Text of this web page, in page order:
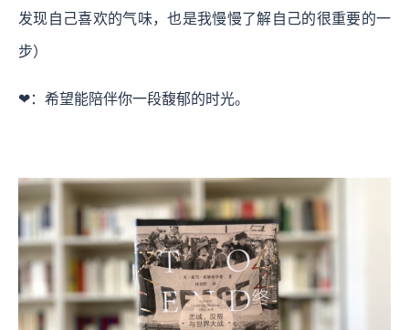
发现自己喜欢的气味，也是我慢慢了解自己的很重要的一
步）
❤：希望能陪伴你一段馥郁的时光。